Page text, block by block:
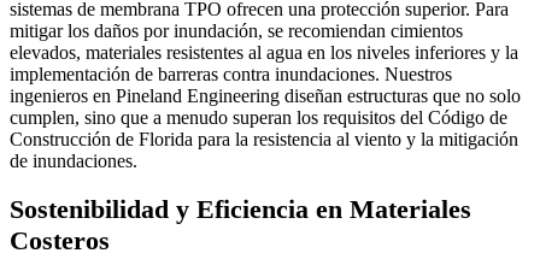
sistemas de membrana TPO ofrecen una protección superior. Para
mitigar los daños por inundación, se recomiendan cimientos
elevados, materiales resistentes al agua en los niveles inferiores y la
implementación de barreras contra inundaciones. Nuestros
ingenieros en Pineland Engineering diseñan estructuras que no solo
cumplen, sino que a menudo superan los requisitos del Código de
Construcción de Florida para la resistencia al viento y la mitigación
de inundaciones.
Sostenibilidad y Eficiencia en Materiales
Costeros